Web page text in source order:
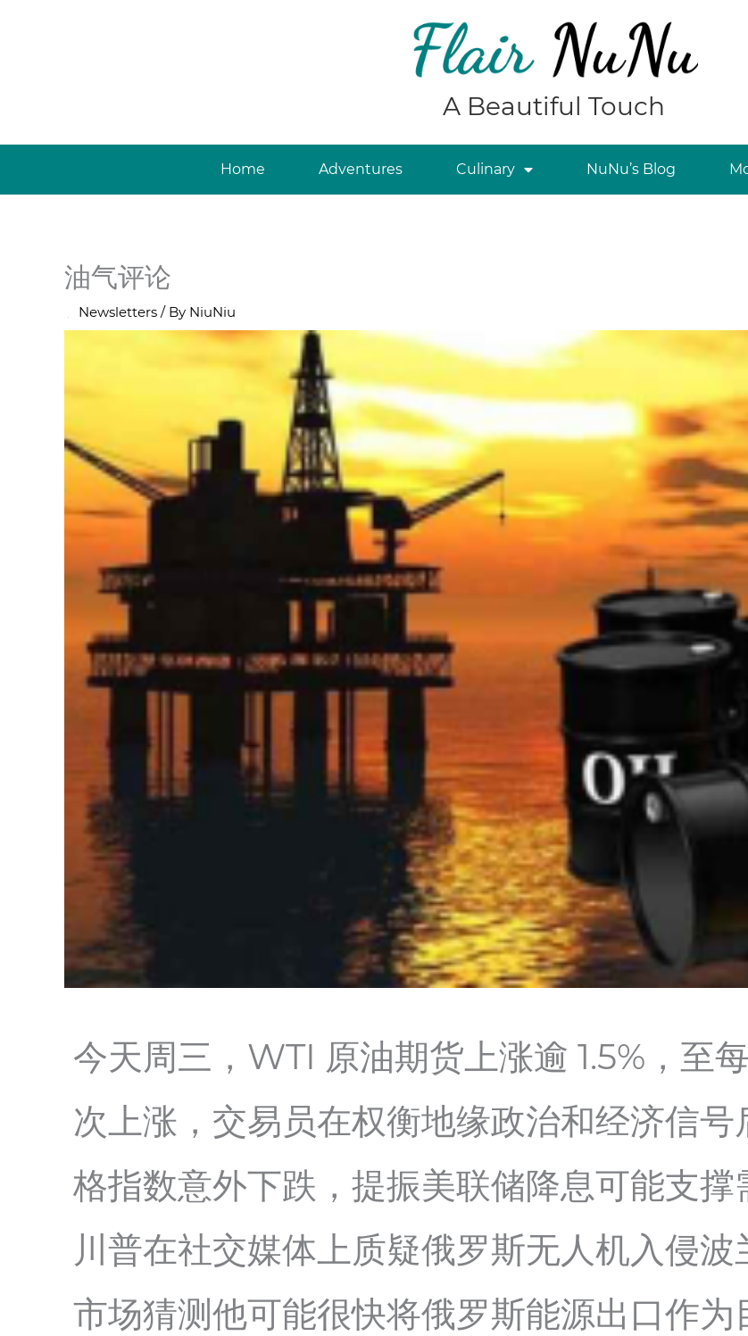
A Beautiful Touch
Home Adventures Culinary NuNu’s Blog
油气评论
Newsletters / By NiuNiu
今天周三，WTI 原油期货上涨逾 1.5%，至
次上涨，交易员在权衡地缘政治和经济信
格指数意外下跌，提振美联储降息可能支撑
川普在社交媒体上质疑俄罗斯无人机入侵波
市场猜测他可能很快将俄罗斯能源出口作